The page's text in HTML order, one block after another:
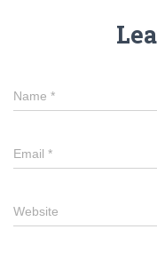
Name *
Email *
Website